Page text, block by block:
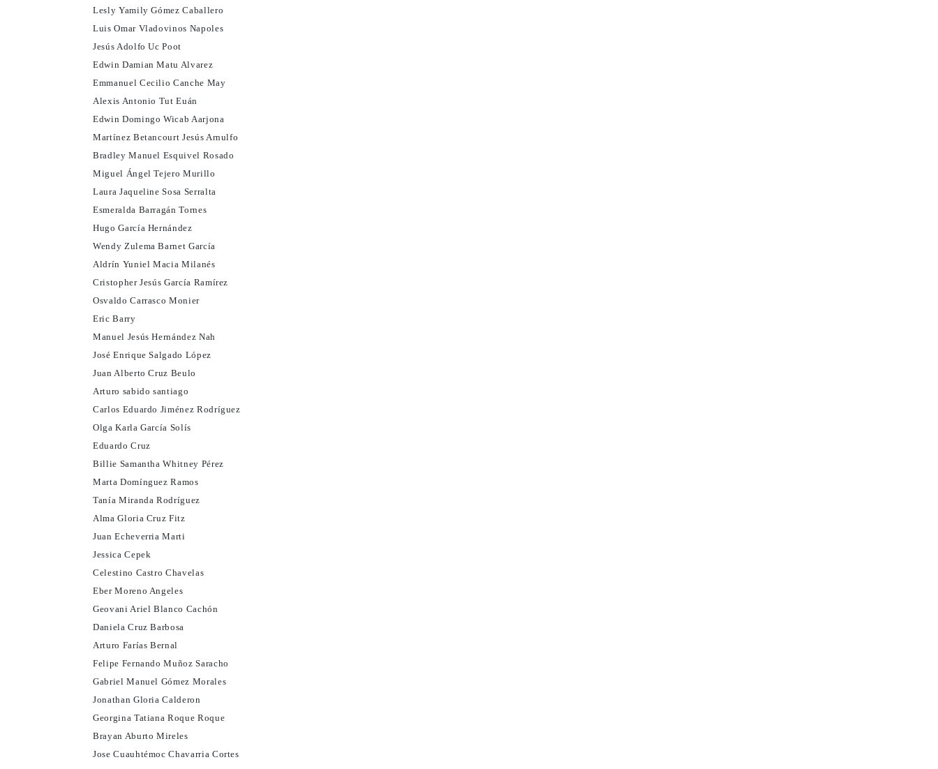
Lesly Yamily Gómez Caballero
Luis Omar Vladovinos Napoles
Jesús Adolfo Uc Poot
Edwin Damian Matu Alvarez
Emmanuel Cecilio Canche May
Alexis Antonio Tut Euán
Edwin Domingo Wicab Aarjona
Martínez Betancourt Jesús Arnulfo
Bradley Manuel Esquivel Rosado
Miguel Ángel Tejero Murillo
Laura Jaqueline Sosa Serralta
Esmeralda Barragán Tornes
Hugo García Hernández
Wendy Zulema Barnet García
Aldrín Yuniel Macia Milanés
Cristopher Jesús García Ramírez
Osvaldo Carrasco Monier
Eric Barry
Manuel Jesús Hernández Nah
José Enrique Salgado López
Juan Alberto Cruz Beulo
Arturo sabido santiago
Carlos Eduardo Jiménez Rodríguez
Olga Karla García Solís
Eduardo Cruz
Billie Samantha Whitney Pérez
Marta Domínguez Ramos
Tanía Miranda Rodríguez
Alma Gloria Cruz Fitz
Juan Echeverria Marti
Jessica Cepek
Celestino Castro Chavelas
Eber Moreno Angeles
Geovani Ariel Blanco Cachón
Daniela Cruz Barbosa
Arturo Farías Bernal
Felipe Fernando Muñoz Saracho
Gabriel Manuel Gómez Morales
Jonathan Gloria Calderon
Georgina Tatiana Roque Roque
Brayan Aburto Mireles
Jose Cuauhtémoc Chavarria Cortes